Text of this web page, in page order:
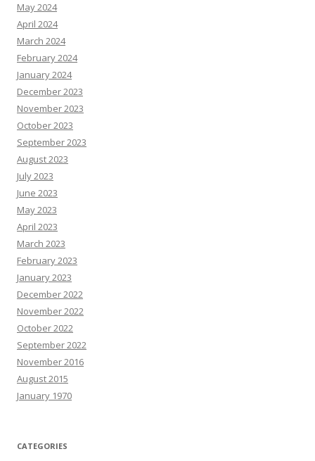
May 2024
April 2024
March 2024
February 2024
January 2024
December 2023
November 2023
October 2023
September 2023
August 2023
July 2023
June 2023
May 2023
April 2023
March 2023
February 2023
January 2023
December 2022
November 2022
October 2022
September 2022
November 2016
August 2015
January 1970
CATEGORIES